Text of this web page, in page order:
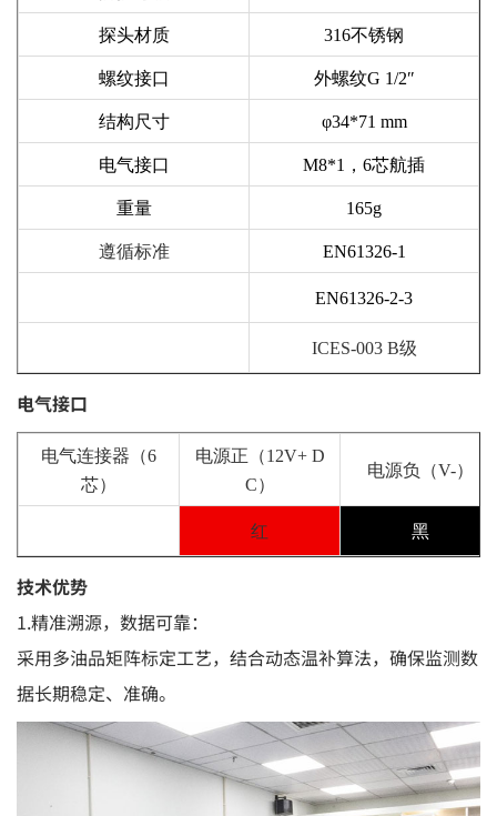
探头材质 316不锈钢
螺纹接口 外螺纹G 1/2″
结构尺寸 φ34*71 mm
电气接口 M8*1， 6芯航插
重量 165g
遵循标准 EN61326-1
EN61326-2-3
ICES-003 B级
电气接口
电气连接器（6
芯）
电源正（12V+ D
C）
电源负（V-）
红 黑
技术优势
1.精准溯源，数据可靠：
采用多油品矩阵标定工艺，结合动态温补算法，确保监测数
据长期稳定、准确。